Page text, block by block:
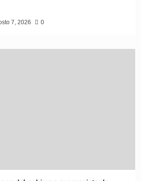
7, 2026 0